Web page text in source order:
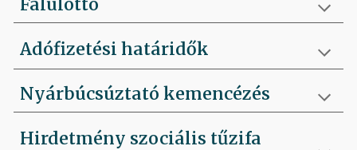
Falulottó
Adófizetési határidők
Nyárbúcsúztató kemencézés
Hirdetmény szociális tűzifa